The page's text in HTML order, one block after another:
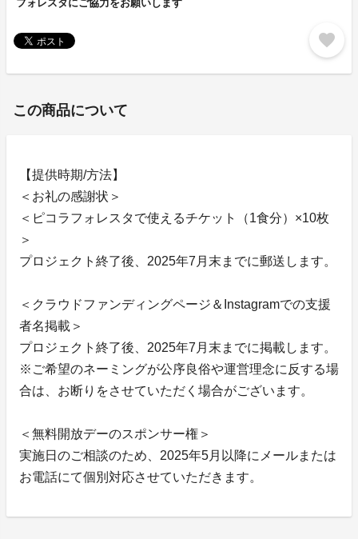
フォレスタにご協力をお願いします
favorite
この商品について
【提供時期/方法】
＜お礼の感謝状＞
＜ピコラフォレスタで使えるチケット（1食分）×10枚
＞
プロジェクト終了後、2025年7月末までに郵送します。
＜クラウドファンディングページ＆Instagramでの支援
者名掲載＞
プロジェクト終了後、2025年7月末までに掲載します。
※ご希望のネーミングが公序良俗や運営理念に反する場
合は、お断りをさせていただく場合がございます。
＜無料開放デーのスポンサー権＞
実施日のご相談のため、2025年5月以降にメールまたは
お電話にて個別対応させていただきます。